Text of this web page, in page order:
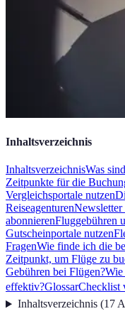
Inhaltsverzeichnis
InhaltsverzeichnisWas
Zeitpunkte für die
Vergleichsportale nutzen
ReiseagenturenNewsletter
abonnierenFluggebühren
Gutscheinportale nutzen
FragenWie finde ich die
Zeitpunkt, um Flüge zu
Gebühren bei Flügen?Wie
effektiv?GlossarChecklist
Inhaltsverzeichnis(17